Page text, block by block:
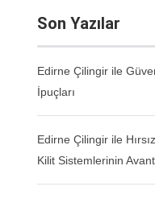
Son Yazılar
Edirne Çilingir ile
İpuçları
Edirne Çilingir ile
Kilit Sistemlerinin